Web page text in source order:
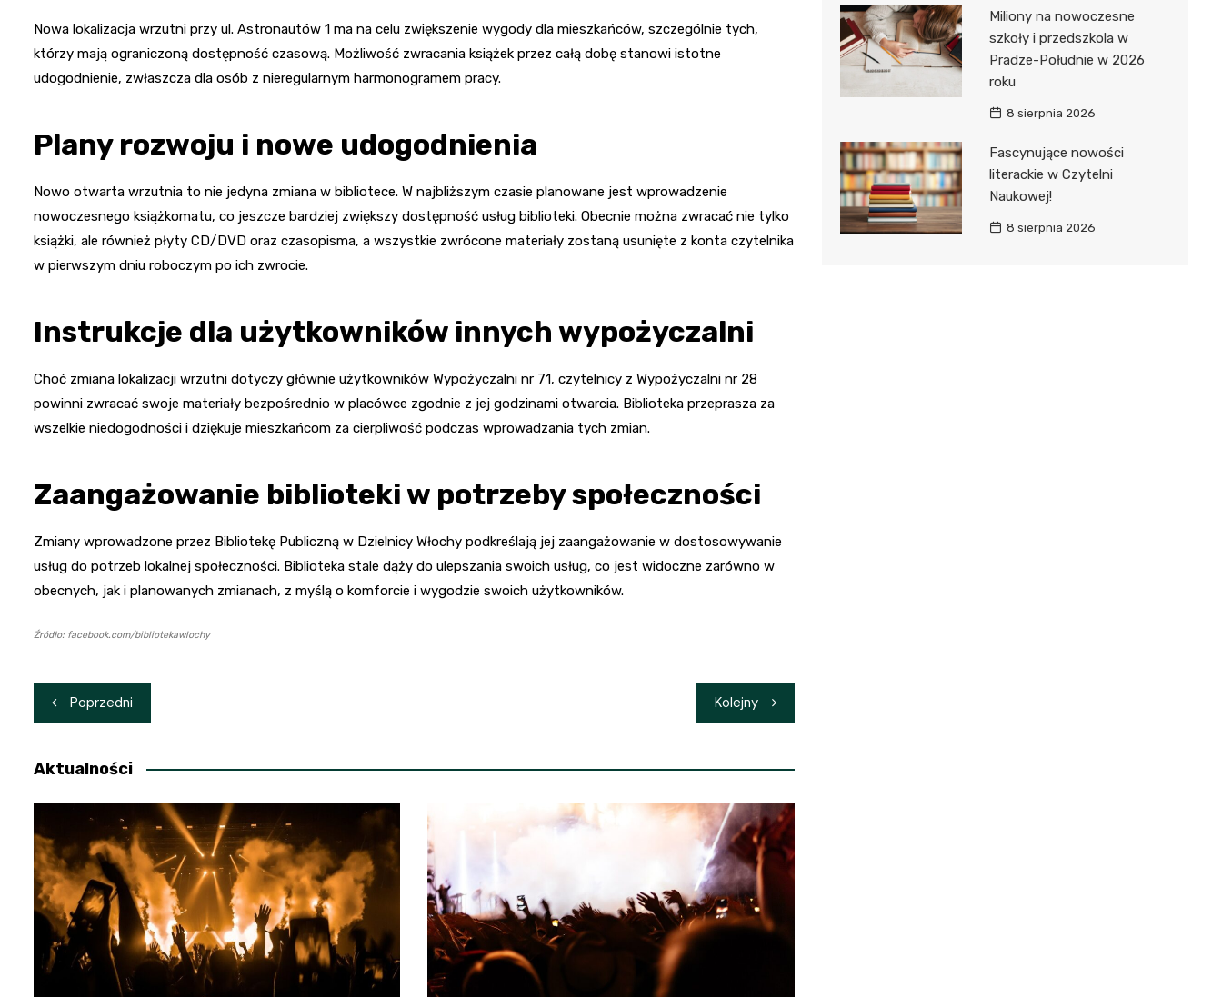
Nowa lokalizacja wrzutni przy ul. Astronautów 1 ma na celu zwiększenie wygody dla mieszkańców, szczególnie tych,
którzy mają ograniczoną dostępność czasową. Możliwość zwracania książek przez całą dobę stanowi istotne
udogodnienie, zwłaszcza dla osób z nieregularnym harmonogramem pracy.
Plany rozwoju i nowe udogodnienia
Nowo otwarta wrzutnia to nie jedyna zmiana w bibliotece. W najbliższym czasie planowane jest wprowadzenie
nowoczesnego książkomatu, co jeszcze bardziej zwiększy dostępność usług biblioteki. Obecnie można zwracać nie tylko
książki, ale również płyty CD/DVD oraz czasopisma, a wszystkie zwrócone materiały zostaną usunięte z konta czytelnika
w pierwszym dniu roboczym po ich zwrocie.
Instrukcje dla użytkowników innych wypożyczalni
Choć zmiana lokalizacji wrzutni dotyczy głównie użytkowników Wypożyczalni nr 71, czytelnicy z Wypożyczalni nr 28
powinni zwracać swoje materiały bezpośrednio w placówce zgodnie z jej godzinami otwarcia. Biblioteka przeprasza za
wszelkie niedogodności i dziękuje mieszkańcom za cierpliwość podczas wprowadzania tych zmian.
Zaangażowanie biblioteki w potrzeby społeczności
Zmiany wprowadzone przez Bibliotekę Publiczną w Dzielnicy Włochy podkreślają jej zaangażowanie w dostosowywanie
usług do potrzeb lokalnej społeczności. Biblioteka stale dąży do ulepszania swoich usług, co jest widoczne zarówno w
obecnych, jak i planowanych zmianach, z myślą o komforcie i wygodzie swoich użytkowników.
Źródło: facebook.com/bibliotekawlochy
Nawigacja
wpisu
Poprzedni Kolejny
Aktualności
Miliony na nowoczesne
szkoły i przedszkola w
Pradze-Południe w 2026
roku
8 sierpnia 2026
Fascynujące nowości
literackie w Czytelni
Naukowej!
8 sierpnia 2026